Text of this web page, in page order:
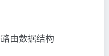
由数据结构